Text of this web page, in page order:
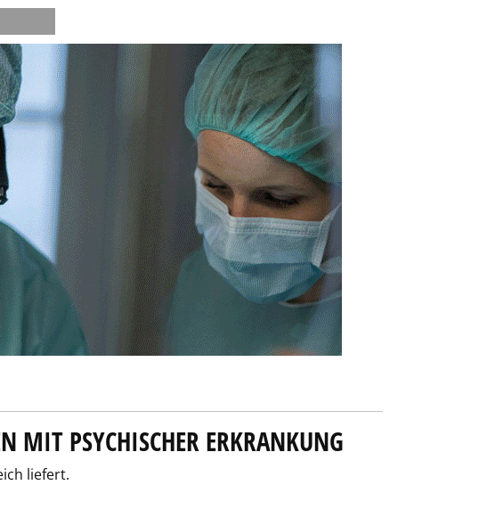
MIT PSYCHISCHER ERKRANKUNG
liefert.